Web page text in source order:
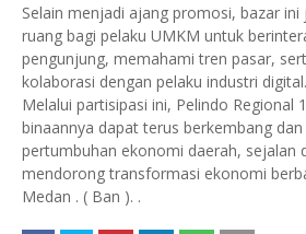
Selain menjadi ajang promosi, bazar
ruang bagi pelaku UMKM untuk
pengunjung, memahami tren pasar,
kolaborasi dengan pelaku industri digital.
Melalui partisipasi ini, Pelindo Regional
binaannya dapat terus berkembang
pertumbuhan ekonomi daerah, sejalan
mendorong transformasi ekonomi
Medan . ( Ban ). .